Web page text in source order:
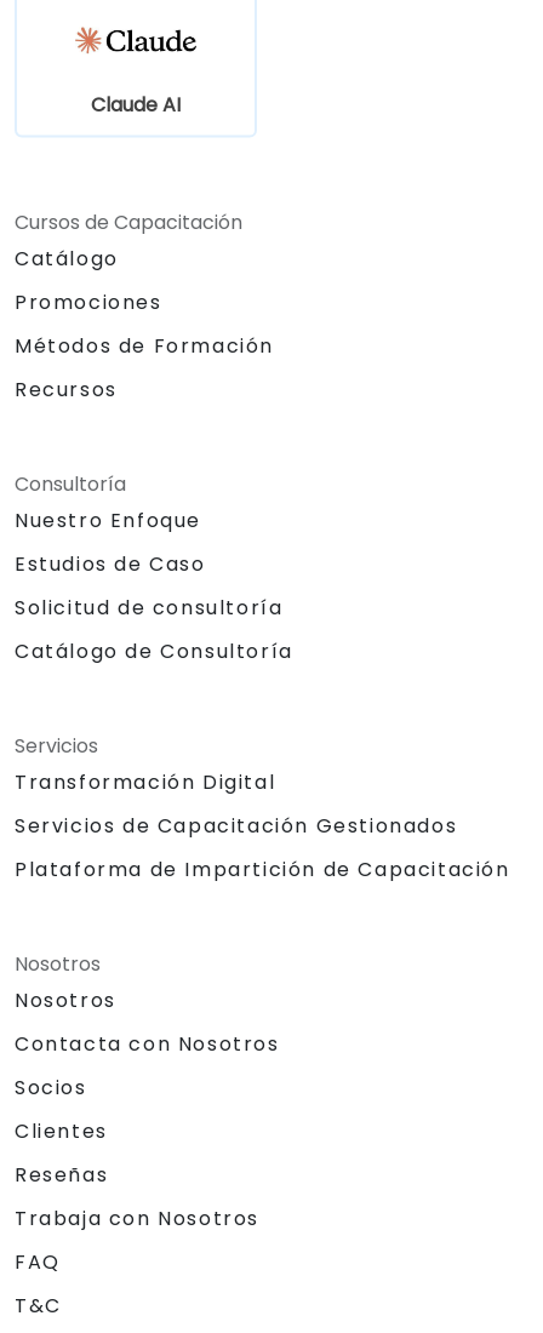
Claude AI
Cursos de Capacitación
Catálogo
Promociones
Métodos de Formación
Recursos
Consultoría
Nuestro Enfoque
Estudios de Caso
Solicitud de consultoría
Catálogo de Consultoría
Servicios
Transformación Digital
Servicios de Capacitación Gestionados
Plataforma de Impartición de Capacitación
Nosotros
Nosotros
Contacta con Nosotros
Socios
Clientes
Reseñas
Trabaja con Nosotros
FAQ
T&C